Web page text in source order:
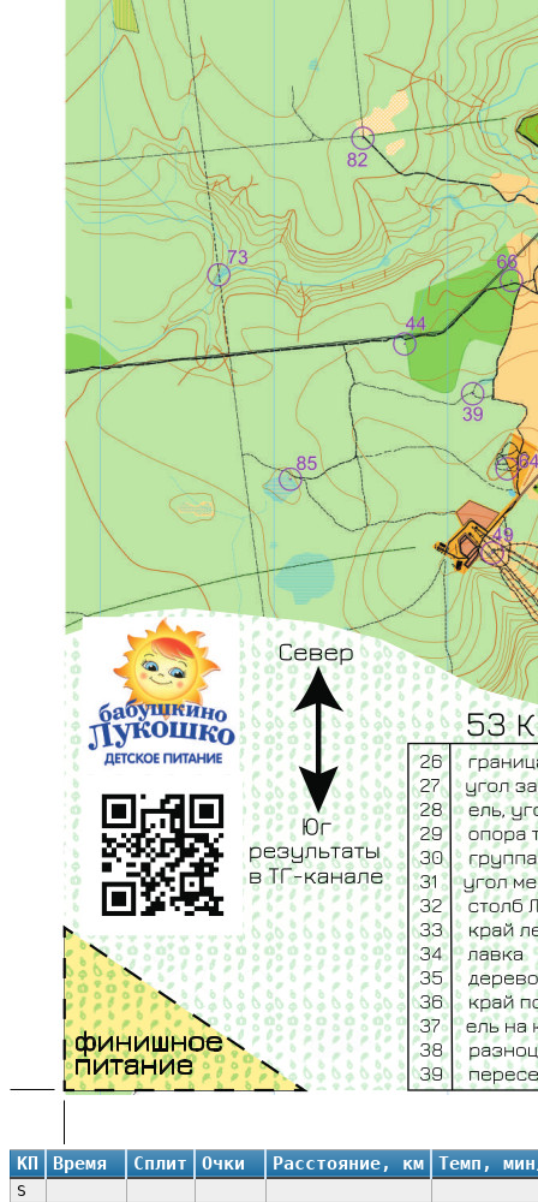
КП Время Сплит Очки Расстояние, км Темп,
S